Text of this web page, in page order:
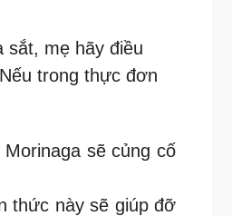
sắt, mẹ hãy điều
trong thực đơn
sẽ củng cố
thức này sẽ giúp đỡ